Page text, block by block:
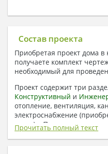
Состав проекта
Приобретая проект дома в
получаете комплект
необходимый для
Проект содержит три
Конструктивный и
отопление, вентиляция,
электроснабжение
плату) + Пояснительная
1. Архитектурный раздел:
Прочитать полный текст